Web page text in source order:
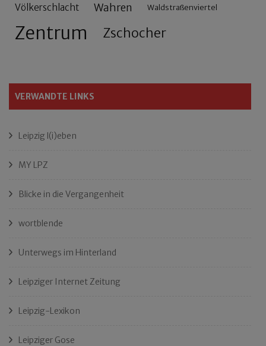
Völkerschlacht Wahren Waldstraßenviertel
Zentrum Zschocher
VERWANDTE LINKS
Leipzig l(i)eben
MY LPZ
Blicke in die Vergangenheit
wortblende
Unterwegs im Hinterland
Leipziger Internet Zeitung
Leipzig-Lexikon
Leipziger Gose